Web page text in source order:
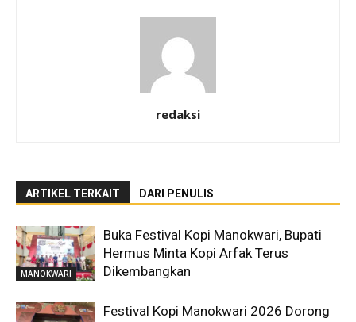
redaksi
ARTIKEL TERKAIT DARI PENULIS
MANOKWARI
Buka Festival Kopi Manokwari, Bupati
Hermus Minta Kopi Arfak Terus
Dikembangkan
Festival Kopi Manokwari 2026 Dorong